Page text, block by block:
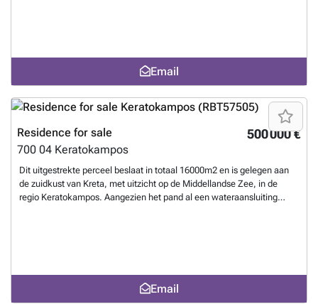
know more?
Email
500 000 €
Residence for sale
700 04 Keratokampos
Dit uitgestrekte perceel beslaat in totaal 16000m2 en is gelegen aan
de zuidkust van Kreta, met uitzicht op de Middellandse Zee, in de
regio Keratokampos. Aangezien het pand al een wateraansluiting
Email